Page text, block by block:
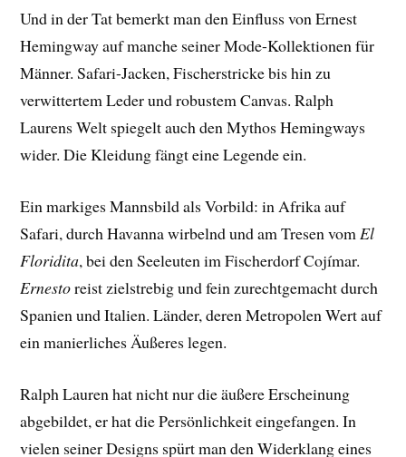
Und in der Tat bemerkt man den Einfluss von Ernest
Hemingway auf manche seiner Mode-Kollektionen für
Männer. Safari-Jacken, Fischerstricke bis hin zu
verwittertem Leder und robustem Canvas. Ralph
Laurens Welt spiegelt auch den Mythos Hemingways
wider. Die Kleidung fängt eine Legende ein.
Ein markiges Mannsbild als Vorbild: in Afrika auf
Safari, durch Havanna wirbelnd und am Tresen vomEl
Floridita, bei den Seeleuten im Fischerdorf Cojímar.
Ernestoreist zielstrebig und fein zurechtgemacht durch
Spanien und Italien. Länder, deren Metropolen Wert auf
ein manierliches Äußeres legen.
Ralph Lauren hat nicht nur die äußere Erscheinung
abgebildet, er hat die Persönlichkeit eingefangen. In
vielen seiner Designs spürt man den Widerklang eines